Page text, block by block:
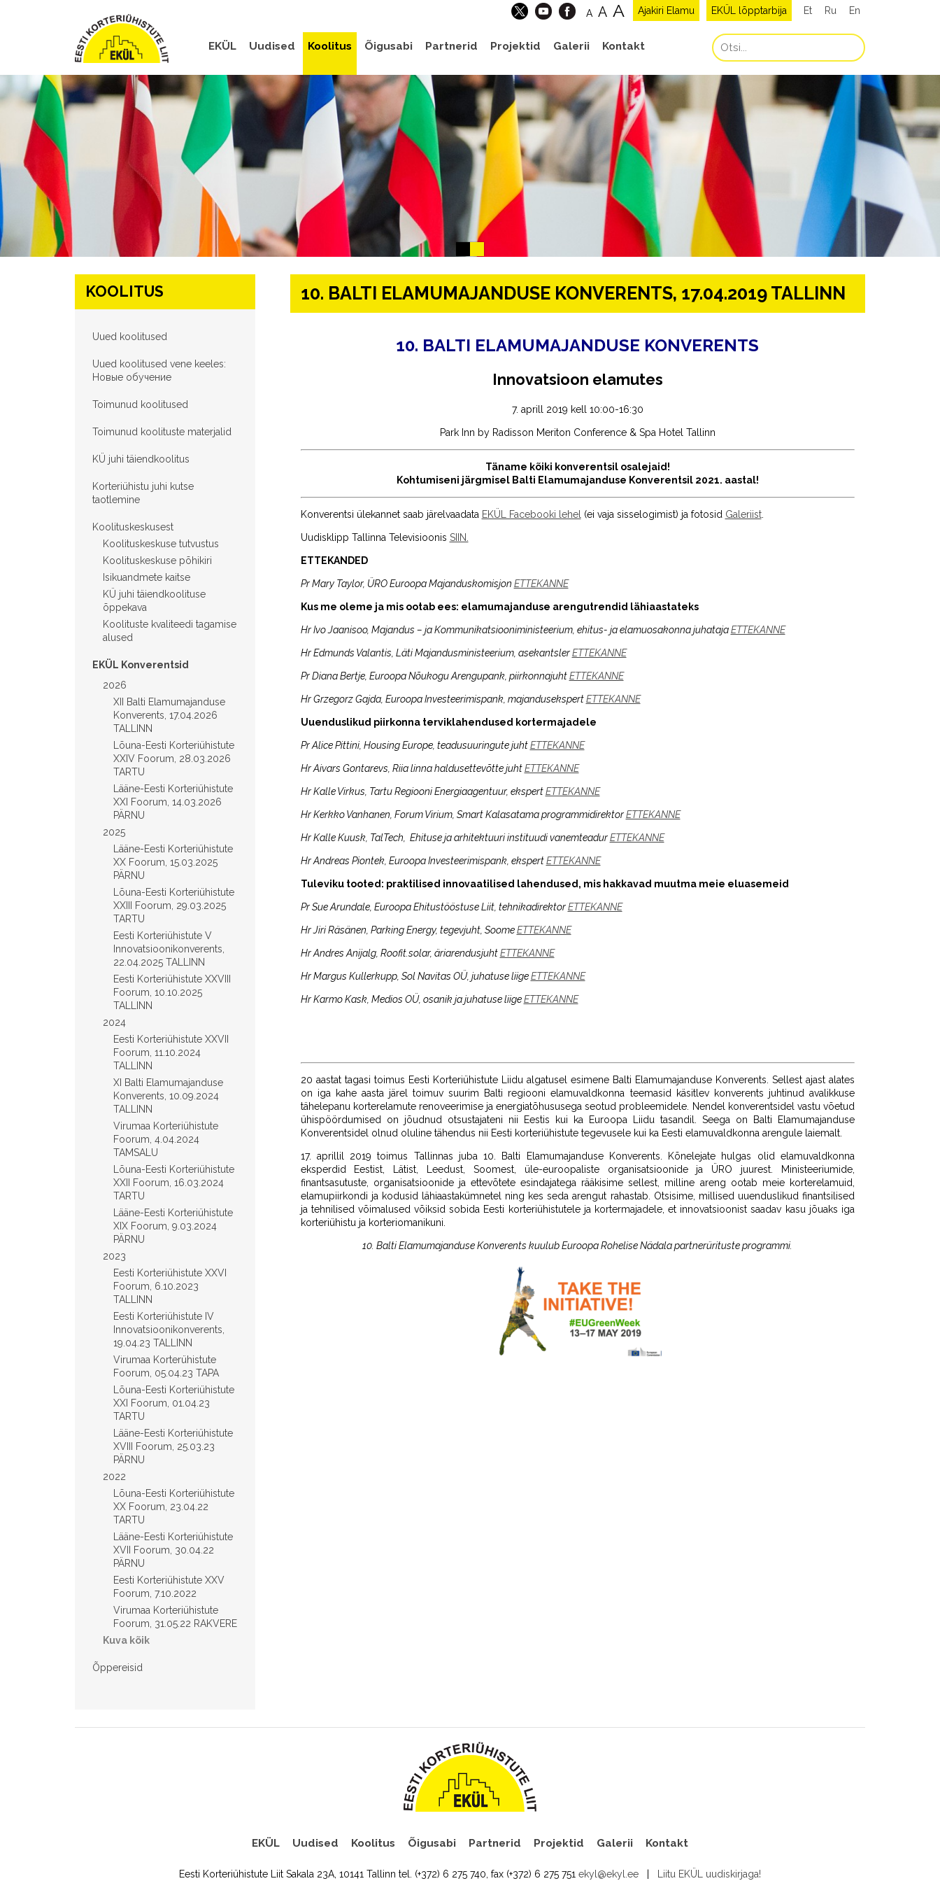
Et Ru En
EKÜL lõpptarbija
Ajakiri Elamu
A A A
EKÜL Uudised Koolitus Õigusabi Partnerid Projektid Galerii Kontakt
KOOLITUS
Uued koolitused
Uued koolitused vene keeles:
Hовые обучение
Toimunud koolitused
Toimunud koolituste materjalid
KÜ juhi täiendkoolitus
Korteriühistu juhi kutse
taotlemine
Koolituskeskusest
Koolituskeskuse tutvustus
Koolituskeskuse põhikiri
Isikuandmete kaitse
KÜ juhi täiendkoolituse
õppekava
Koolituste kvaliteedi tagamise
alused
EKÜL Konverentsid
2026
XII Balti Elamumajanduse
Konverents, 17.04.2026
TALLINN
Lõuna-Eesti Korteriühistute
XXIV Foorum, 28.03.2026
TARTU
Lääne-Eesti Korteriühistute
XXI Foorum, 14.03.2026
PÄRNU
2025
Lääne-Eesti Korteriühistute
XX Foorum, 15.03.2025
PÄRNU
Lõuna-Eesti Korteriühistute
XXIII Foorum, 29.03.2025
TARTU
Eesti Korteriühistute V
Innovatsioonikonverents,
22.04.2025 TALLINN
Eesti Korteriühistute XXVIII
Foorum, 10.10.2025
TALLINN
2024
Eesti Korteriühistute XXVII
Foorum, 11.10.2024
TALLINN
XI Balti Elamumajanduse
Konverents, 10.09.2024
TALLINN
Virumaa Korteriühistute
Foorum, 4.04.2024
TAMSALU
Lõuna-Eesti Korteriühistute
XXII Foorum, 16.03.2024
TARTU
Lääne-Eesti Korteriühistute
XIX Foorum, 9.03.2024
PÄRNU
2023
Eesti Korteriühistute XXVI
Foorum, 6.10.2023
TALLINN
Eesti Korteriühistute IV
Innovatsioonikonverents,
19.04.23 TALLINN
Virumaa Korterühistute
Foorum, 05.04.23 TAPA
Lõuna-Eesti Korteriühistute
XXI Foorum, 01.04.23
TARTU
Lääne-Eesti Korteriühistute
XVIII Foorum, 25.03.23
PÄRNU
2022
Lõuna-Eesti Korteriühistute
XX Foorum, 23.04.22
TARTU
Lääne-Eesti Korteriühistute
XVII Foorum, 30.04.22
PÄRNU
Eesti Korteriühistute XXV
Foorum, 7.10.2022
Virumaa Korteriühistute
Foorum, 31.05.22 RAKVERE
Kuva kõik
Õppereisid
10. BALTI ELAMUMAJANDUSE KONVERENTS, 17.04.2019 TALLINN
10. BALTI ELAMUMAJANDUSE KONVERENTS
Innovatsioon elamutes
7. aprill 2019 kell 10:00-16:30
Park Inn by Radisson Meriton Conference & Spa Hotel Tallinn
Täname kõiki konverentsil osalejaid!
Kohtumiseni järgmisel Balti Elamumajanduse Konverentsil 2021. aastal!
Konverentsi ülekannet saab järelvaadata EKÜL Facebooki lehel (ei vaja sisselogimist) ja fotosid Galeriist.
Uudisklipp Tallinna Televisioonis SIIN.
ETTEKANDED
Pr Mary Taylor, ÜRO Euroopa Majanduskomisjon ETTEKANNE
Kus me oleme ja mis ootab ees: elamumajanduse arengutrendid lähiaastateks
Hr Ivo Jaanisoo, Majandus – ja Kommunikatsiooniministeerium, ehitus- ja elamuosakonna juhatajaETTEKANNE
Hr Edmunds Valantis, Läti Majandusministeerium, asekantslerETTEKANNE
Pr Diana Bertje, Euroopa Nõukogu Arengupank, piirkonnajuhtETTEKANNE
Hr Grzegorz Gajda, Euroopa Investeerimispank, majandusekspertETTEKANNE
Uuenduslikud piirkonna terviklahendused kortermajadele
Pr Alice Pittini, Housing Europe, teadusuuringute juhtETTEKANNE
Hr Aivars Gontarevs, Riia linna haldusettevõtte juhtETTEKANNE
Hr Kalle Virkus, Tartu Regiooni Energiaagentuur, ekspertETTEKANNE
Hr Kerkko Vanhanen, Forum Virium, Smart Kalasatama programmidirektorETTEKANNE
Hr Kalle Kuusk, TalTech, Ehituse ja arhitektuuri instituudi vanemteadurETTEKANNE
Hr Andreas Piontek, Euroopa Investeerimispank, ekspertETTEKANNE
Tuleviku tooted: praktilised innovaatilised lahendused, mis hakkavad muutma meie eluasemeid
Pr Sue Arundale, Euroopa Ehitustööstuse Liit, tehnikadirektorETTEKANNE
Hr Jiri Räsänen, Parking Energy, tegevjuht, SoomeETTEKANNE
Hr Andres Anijalg, Roofit.solar, äriarendusjuhtETTEKANNE
Hr Margus Kullerkupp, Sol Navitas OÜ, juhatuse liigeETTEKANNE
Hr Karmo Kask, Medios OÜ, osanik ja juhatuse liigeETTEKANNE
20 aastat tagasi toimus Eesti Korteriühistute Liidu algatusel esimene Balti Elamumajanduse Konverents. Sellest ajast alates
on iga kahe aasta järel toimuv suurim Balti regiooni elamuvaldkonna teemasid käsitlev konverents juhtinud avalikkuse
tähelepanu korterelamute renoveerimise ja energiatõhususega seotud probleemidele. Nendel konverentsidel vastu võetud
ühispöördumised on jõudnud otsustajateni nii Eestis kui ka Euroopa Liidu tasandil. Seega on Balti Elamumajanduse
Konverentsidel olnud oluline tähendus nii Eesti korteriühistute tegevusele kui ka Eesti elamuvaldkonna arengule laiemalt.
17. aprillil 2019 toimus Tallinnas juba 10. Balti Elamumajanduse Konverents. Kõnelejate hulgas olid elamuvaldkonna
eksperdid Eestist, Lätist, Leedust, Soomest, üle-euroopaliste organisatsioonide ja ÜRO juurest. Ministeeriumide,
finantsasutuste, organisatsioonide ja ettevõtete esindajatega rääkisime sellest, milline areng ootab meie korterelamuid,
elamupiirkondi ja kodusid lähiaastakümnetel ning kes seda arengut rahastab. Otsisime, millised uuenduslikud finantsilised
ja tehnilised võimalused võiksid sobida Eesti korteriühistutele ja kortermajadele, et innovatsioonist saadav kasu jõuaks iga
korteriühistu ja korteriomanikuni.
10. Balti Elamumajanduse KonverentskuulubEuroopa Rohelise Nädalapartnerürituste programmi.
EKÜL Uudised Koolitus Õigusabi Partnerid Projektid Galerii Kontakt
Eesti Korteriühistute Liit Sakala 23A, 10141 Tallinn tel. (+372) 6 275 740, fax (+372) 6 275 751 ekyl@ekyl.ee Liitu EKÜL uudiskirjaga!